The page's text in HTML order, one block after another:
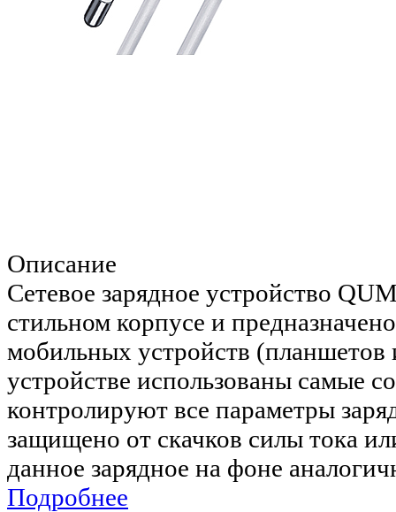
Описание
Сетевое зарядное устройство
стильном корпусе и
мобильных устройств
устройстве использованы самые
контролируют все параметры
защищено от скачков силы тока
данное зарядное на фоне
Подробнее